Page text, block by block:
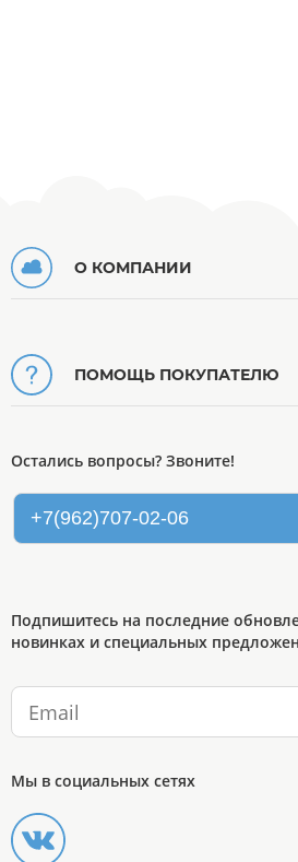
О КОМПАНИИ
ПОМОЩЬ ПОКУПАТЕЛЮ
Остались вопросы? Звоните!
+7(962)707-02-06
Подпишитесь на последние
новинках и специальных
Мы в социальных сетях